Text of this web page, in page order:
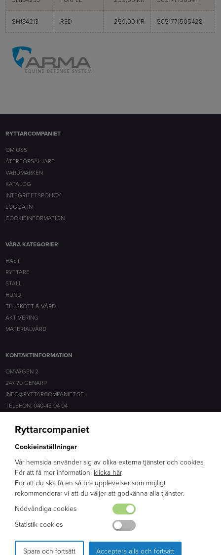
SH184213 RED 259,00 KR 5051771505428
RYTTARCOMPANIET
OM OSS
ÅTERFÖRSÄLJARE
VARUMÄRKEN
KATALOG
INTEGRITETSPOLICY
LOGGA IN
COOKIEINFORMATION
VÅRA KATEGORIER
HÄST
RYTTARE
STALL
HUND
TILLSKOTT & VÅRD
AKTIVERING
MATERIALVÅRD
KONTAKTINFORMATION
OMVÄGEN 2
247 70 GENARP
INFO@RYTTARCOMPANIET.SE
TELEFON: 040-48 04 04
SOCIALA MEDIER
FACEBOOK
INSTAGRAM
ERFARENHET
Ryttarcompaniet
Cookieinställningar
Vår hemsida använder sig av olika externa tjänster och cookies.
För att få mer information, klicka här.
För att du ska få en så bra upplevelser som möjligt
rekommenderar vi att du väljer att godkänna alla tjänster.
Nödvändiga cookies
Statistik cookies
Spara och fortsätt Acceptera alla och fortsätt